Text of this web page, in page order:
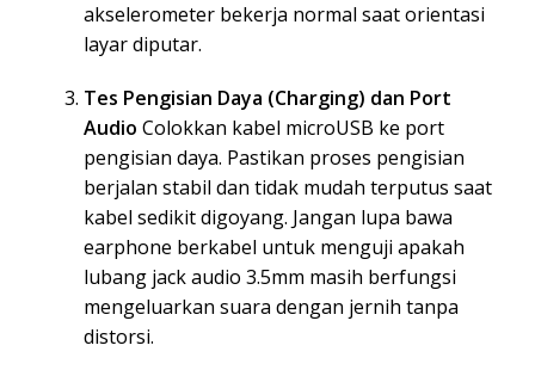
akselerometer bekerja normal saat orientasi
layar diputar.
Tes Pengisian Daya (Charging) dan Port
Audio Colokkan kabel microUSB ke port
pengisian daya. Pastikan proses pengisian
berjalan stabil dan tidak mudah terputus saat
kabel sedikit digoyang. Jangan lupa bawa
earphone berkabel untuk menguji apakah
lubang jack audio 3.5mm masih berfungsi
mengeluarkan suara dengan jernih tanpa
distorsi.